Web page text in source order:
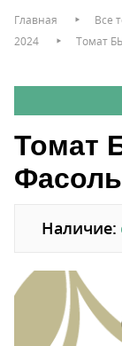
Главная Все
2024
Томат
Томат
Наличие: